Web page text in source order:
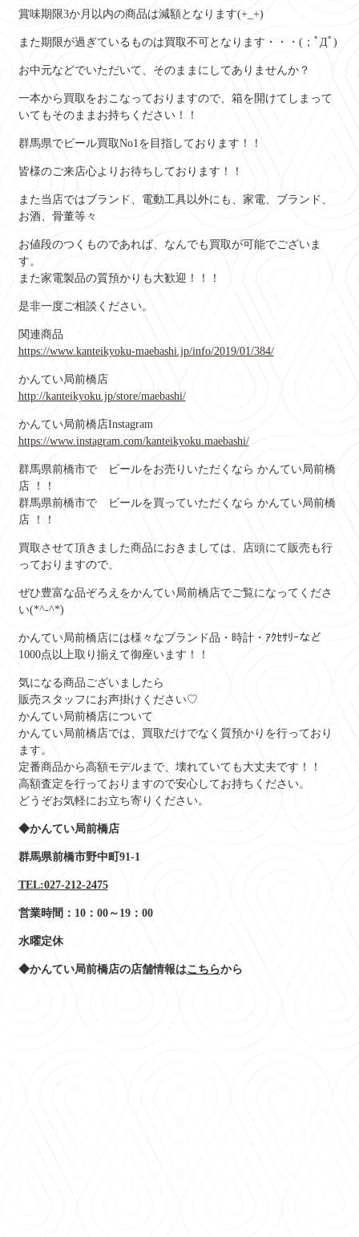
賞味期限3か月以内の商品は減額となります(+_+)
また期限が過ぎているものは買取不可となります・・・(；ﾟДﾟ)
お中元などでいただいて、そのままにしてありませんか？
一本から買取をおこなっておりますので、箱を開けてしまって
いてもそのままお持ちください！！
群馬県でビール買取No1を目指しております！！
皆様のご来店心よりお待ちしております！！
また当店ではブランド、電動工具以外にも、家電、ブランド、
お酒、骨董等々
お値段のつくものであれば、なんでも買取が可能でございま
す。
また家電製品の質預かりも大歓迎！！！
是非一度ご相談ください。
関連商品
https://www.kanteikyoku-maebashi.jp/info/2019/01/384/
かんてい局前橋店
http://kanteikyoku.jp/store/maebashi/
かんてい局前橋店Instagram
https://www.instagram.com/kanteikyoku.maebashi/
群馬県前橋市で ビールをお売りいただくなら かんてい局前橋
店 ！！
群馬県前橋市で ビールを買っていただくなら かんてい局前橋
店 ！！
買取させて頂きました商品におきましては、店頭にて販売も行
っておりますので、
ぜひ豊富な品ぞろえをかんてい局前橋店でご覧になってくださ
い(*^-^*)
かんてい局前橋店には様々なブランド品・時計・ｱｸｾｻﾘｰなど
1000点以上取り揃えて御座います！！
気になる商品ございましたら
販売スタッフにお声掛けください♡
かんてい局前橋店について
かんてい局前橋店では、買取だけでなく質預かりを行っており
ます。
定番商品から高額モデルまで、壊れていても大丈夫です！！
高額査定を行っておりますので安心してお持ちください。
どうぞお気軽にお立ち寄りください。
◆かんてい局前橋店
群馬県前橋市野中町91-1
TEL:027-212-2475
営業時間：10：00～19：00
水曜定休
◆かんてい局前橋店の店舗情報はこちらから